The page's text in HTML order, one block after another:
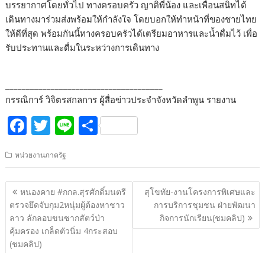
บรรยากาศโดยทั่วไป ทางครอบครัว ญาติพี่น้อง และเพื่อนสนิทได้
เดินทางมาร่วมส่งพร้อมให้กำลังใจ โดยบอกให้ทำหน้าที่ของชายไทย
ให้ดีที่สุด พร้อมกันนี้ทางครอบครัวได้เตรียมอาหารและน้ำดื่มไว้ เพื่อ
รับประทานและดื่มในระหว่างการเดินทาง
กรรณิการ์ วิจิตรสกลการ ผู้สื่อข่าวประจำจังหวัดลำพูน รายงาน
F
e
b
o
o
k
T
itt
er
Li
e
S
ar
e
หน่วยงานภาครัฐ
แนะแนว
เรื่อง
หนองคาย #กกล.สุรศักดิ์มนตรี
ตรวจยึดจับกุม2หนุ่มผู้ต้องหาชาว
ลาว ลักลอบขนซากสัตว์ป่า
คุ้มครอง เกล็ดตัวนิ่ม 4กระสอบ
(ชมคลิป)
สุโขทัย-งานโครงการพิเศษและ
การบริการชุมชน ฝ่ายพัฒนา
กิจการนักเรียน(ชมคลิป)